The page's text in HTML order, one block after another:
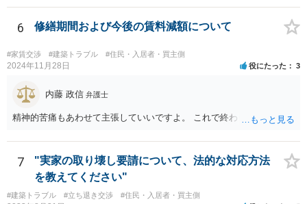
回提出を予定している資料がどのようなものであるのか、争点とどの
て具体的なに採るべき手段は変わってくるため、上記はあくまで個別
事情を踏まえない一般論としてご理解いただき、本件でどのように対
ます。
るべきものであり、奥さんが負担すべき債務ではありません。つまり
奥さんにメンテナンス工事契約を承諾しなければならない義務はあり
ません。 それでも請求をされましたら、個別の法律相談をされること
をお薦めします。
6 修繕期間および今後の賃料減額について
#家賃交渉 #建築トラブル #住民・入居者・買主側
2024年11月28日 役にたった 3
内藤 政信 弁護士
精神的苦痛もあわせて主張していいですよ。 これで終わります。
7
"実家の取り壊し要請について、法的な対応方法
を教えてください"
#建築トラブル #立ち退き交渉 #住民・入居者・買主側